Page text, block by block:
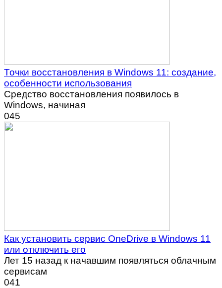
Точки восстановления в Windows 11: создание,
особенности использования
Средство восстановления появилось в
Windows, начиная
045
Как установить сервис OneDrive в Windows 11
или отключить его
Лет 15 назад к начавшим появляться облачным
сервисам
041